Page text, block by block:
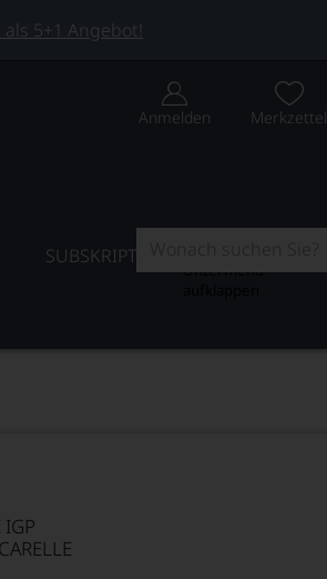
5+1 Angebot!
Anmelden Merkzettel
SUBSKRIPTION
Untermenü
IGP